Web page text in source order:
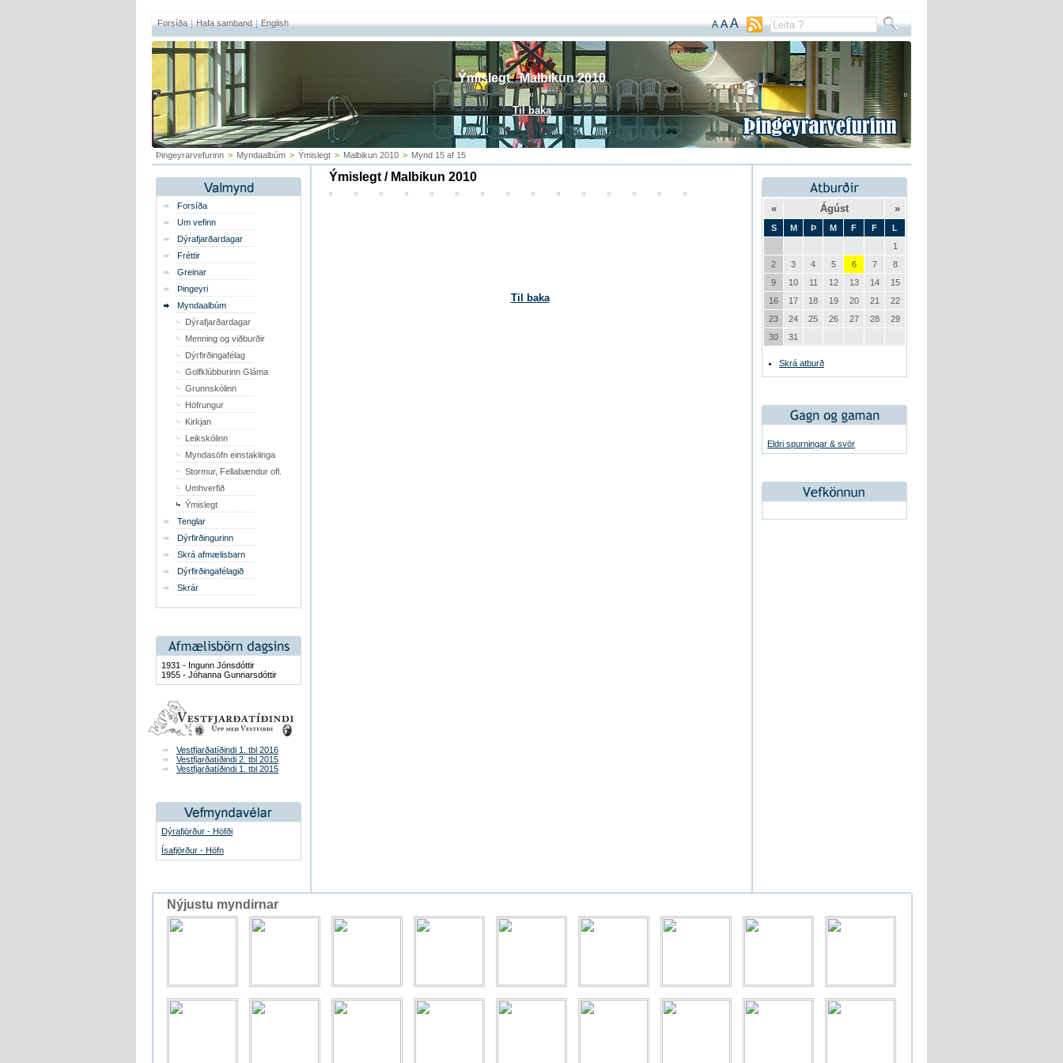
Forsíða Hafa samband English A AA
Þingeyrarvefurinn > Myndaalbúm > Ýmislegt > Malbikun 2010 > Mynd 15 af 15
Forsíða
Um vefinn
Dýrafjarðardagar
Fréttir
Greinar
Þingeyri
Myndaalbúm
Dýrafjarðardagar
Menning og viðburðir
Dýrfirðingafélag
Golfklúbburinn Gláma
Grunnskólinn
Höfrungur
Kirkjan
Leikskólinn
Myndasöfn einstaklinga
Stormur, Fellabændur ofl.
Umhverfið
Ýmislegt
Tenglar
Dýrfirðingurinn
Skrá afmælisbarn
Dýrfirðingafélagið
Skrár
1931 - Ingunn Jónsdóttir
1955 - Jóhanna Gunnarsdóttir
Vestfjarðatíðindi 1. tbl 2016
Vestfjarðatíðindi 2. tbl 2015
Vestfjarðatíðindi 1. tbl 2015
Dýrafjörður - Höfði
Ísafjörður - Höfn
Ýmislegt / Malbikun 2010
Til baka
Ýmislegt/Malbikun 2010
Til baka
« Ágúst »
S M Þ M F F
L
1
2
3 4 5 6 7
8
9
10 11 12 13 14
15
16
17 18 19 20 21
22
23
24 25 26 27 28
29
30
31
Skrá atburð
Eldri spurningar & svör
Nýjustu myndirnar